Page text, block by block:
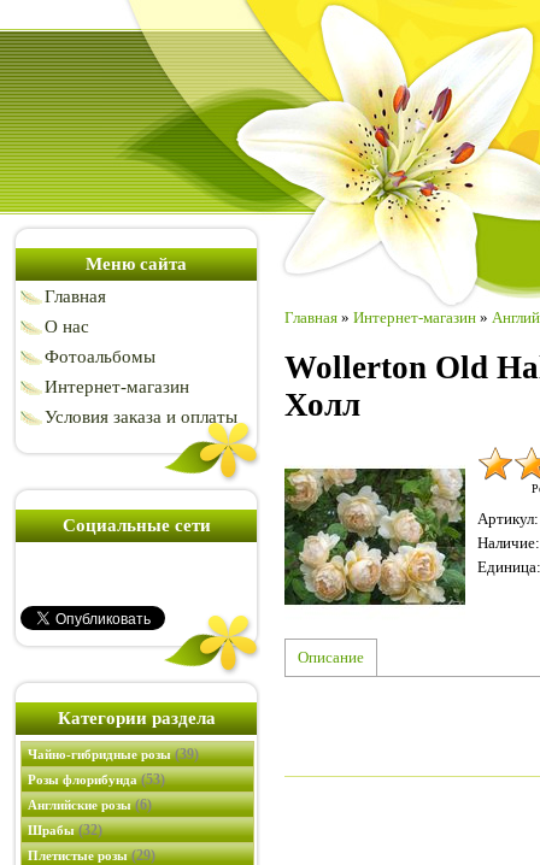
Меню сайта
Главная
О нас
Фотоальбомы
Интернет-магазин
Условия заказа и оплаты
Социальные сети
Категории раздела
Чайно-гибридные розы(39)
Розы флорибунда(53)
Английские розы(6)
Шрабы(32)
Плетистые розы(29)
Главная » Интернет-магазин »
Wollerton Old
Холл
Артикул:
Наличие:
Единица:
Описание